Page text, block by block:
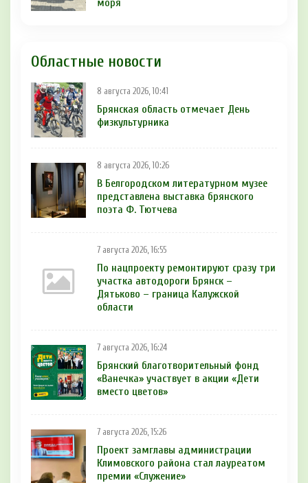
моря
Областные новости
8 августа 2026, 10:41
Брянская область отмечает День
физкультурника
8 августа 2026, 10:26
В Белгородском литературном музее
представлена выставка брянского
поэта Ф. Тютчева
7 августа 2026, 16:55
По нацпроекту ремонтируют сразу три
участка автодороги Брянск –
Дятьково – граница Калужской
области
7 августа 2026, 16:24
Брянский благотворительный фонд
«Ванечка» участвует в акции «Дети
вместо цветов»
7 августа 2026, 15:26
Проект замглавы администрации
Климовского района стал лауреатом
премии «Служение»